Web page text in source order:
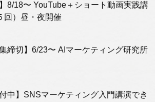
】8/18〜 YouTube＋ショート動画実践講
回）昼・夜開催
集締切】6/23〜 AIマーケティング研究所
付中】SNSマーケティング入門講演でき